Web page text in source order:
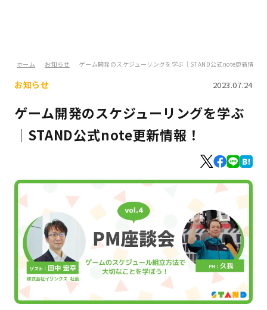
ホーム お知らせ ゲーム開発のスケジューリングを学ぶ｜STAND公式note更新情報！
お知らせ 2023.07.24
ゲーム開発のスケジューリングを学ぶ
｜STAND公式note更新情報！